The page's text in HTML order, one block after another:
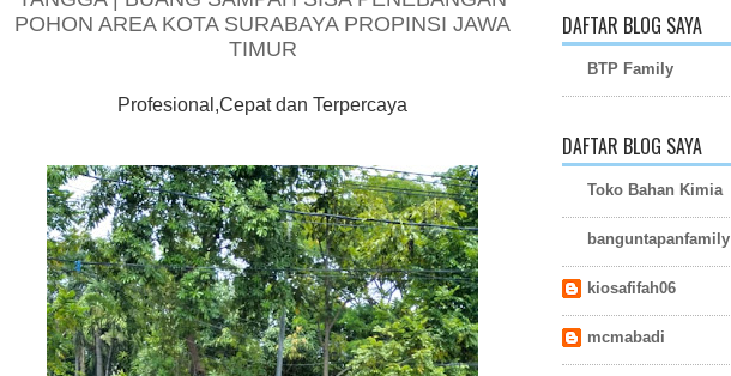
POHON AREA KOTA SURABAYA PROPINSI JAWA
TIMUR
Profesional,Cepat dan Terpercaya
DAFTAR BLOG SAYA
BTP Family
DAFTAR BLOG SAYA
Toko Bahan Kimia
banguntapanfamily
kiosafifah06
mcmabadi